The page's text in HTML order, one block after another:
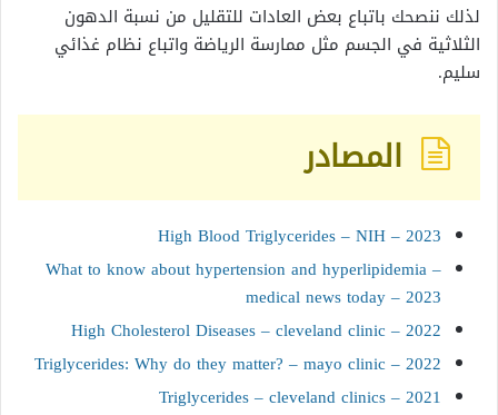
لذلك ننصحك باتباع بعض العادات للتقليل من نسبة الدهون
الثلاثية في الجسم مثل ممارسة الرياضة واتباع نظام غذائي
سليم.
المصادر
High Blood Triglycerides – NIH – 2023
What to know about hypertension and hyperlipidemia –
medical news today – 2023
High Cholesterol Diseases – cleveland clinic – 2022
Triglycerides: Why do they matter? – mayo clinic – 2022
Triglycerides – cleveland clinics – 2021